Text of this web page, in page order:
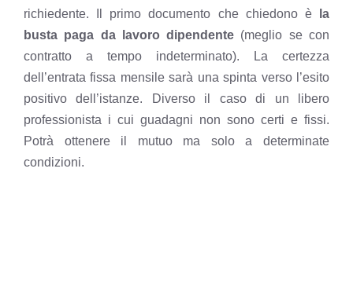
richiedente. Il primo documento che chiedono è
la
busta paga da lavoro dipendente (meglio se con
contratto a tempo indeterminato). La certezza
dell’entrata fissa mensile sarà una spinta verso l’esito
positivo dell’istanze. Diverso il caso di un libero
professionista i cui guadagni non sono certi e fissi.
Potrà ottenere il mutuo ma solo a determinate
condizioni.